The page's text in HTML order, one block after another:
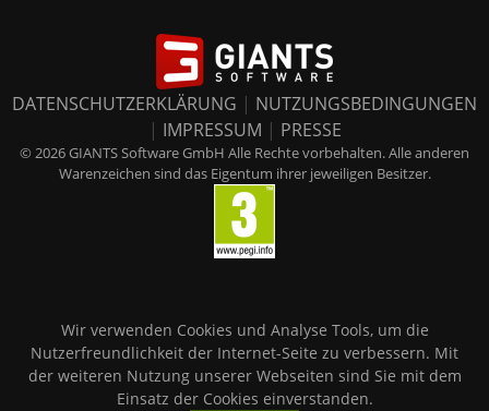
DATENSCHUTZERKLÄRUNG | NUTZUNGSBEDINGUNGEN
| IMPRESSUM | PRESSE
© 2026 GIANTS Software GmbH Alle Rechte vorbehalten. Alle anderen
Warenzeichen sind das Eigentum ihrer jeweiligen Besitzer.
Wir verwenden Cookies und Analyse Tools, um die
Nutzerfreundlichkeit der Internet-Seite zu verbessern. Mit
der weiteren Nutzung unserer Webseiten sind Sie mit dem
Einsatz der Cookies einverstanden.